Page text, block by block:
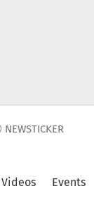
NEWSTICKER
Videos Events